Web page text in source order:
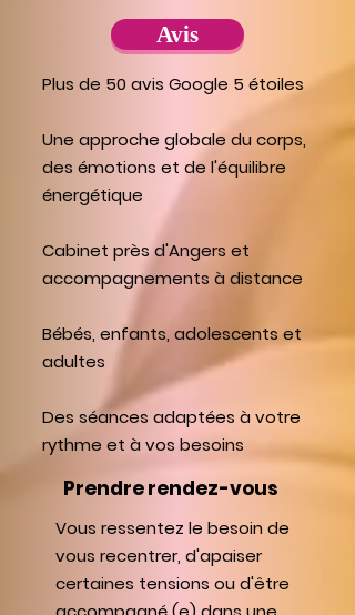
Avis
Plus de 50 avis Google 5 étoiles
Une approche globale du corps,
des émotions et de l'équilibre
énergétique
Cabinet près d'Angers et
accompagnements à distance
Bébés, enfants, adolescents et
adultes
Des séances adaptées à votre
rythme et à vos besoins
Prendre rendez-vous
Vous ressentez le besoin de
vous recentrer, d'apaiser
certaines tensions ou d'être